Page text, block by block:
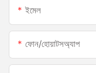
ইমেল
ফোন/হোয়াটসঅ্যাপ